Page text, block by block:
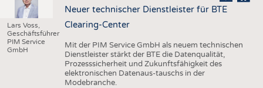
Lars Voss,
Geschäftsführer
PIM Service
GmbH
Neuer technischer Dienstleister für BTE
Clearing-Center
Mit der PIM Service GmbH als neuem technischen
Dienstleister stärkt der BTE die Datenqualität,
Prozesssicherheit und Zukunftsfähigkeit des
elektronischen Datenaus-tauschs in der
Modebranche.